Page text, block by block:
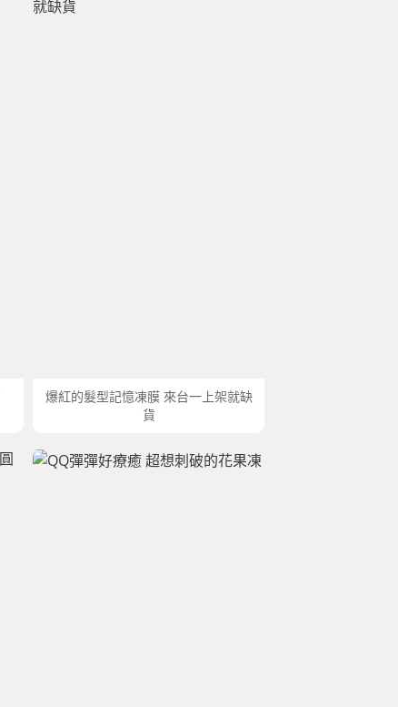
爆紅的髮型記憶凍膜 來台一上架就缺
貨